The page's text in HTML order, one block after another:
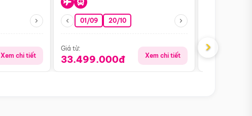
Xem chi tiết
01/09 20/10
Giá từ:
33.499.000đ Xem chi tiết
Giá từ:
›